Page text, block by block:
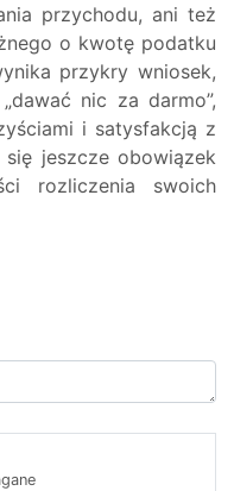
przychodu, ani też
o kwotę podatku
przykry wniosek,
nic za darmo”,
i satysfakcją z
jeszcze obowiązek
rozliczenia swoich